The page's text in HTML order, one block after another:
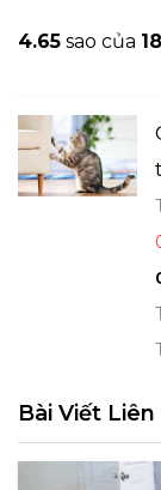
4.65 sao của
Bài Viết Liên